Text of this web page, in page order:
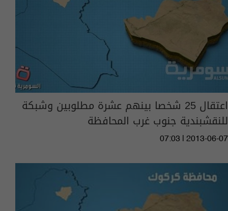
اعتقال 25 شخصا بينهم عشرة مطلوبين وشبكة
للنقشبندية جنوب غرب المحافظة
07:03 | 2013-06-07